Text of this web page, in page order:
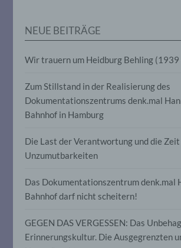
NEUE BEITRÄGE
Wir trauern um Heidburg Behling
Zum Stillstand in der Realisierung des
Dokumentationszentrums denk.mal
Bahnhof in Hamburg
Die Last der Verantwortung und die
Unzumutbarkeiten
Das Dokumentationszentrum denk.mal
Bahnhof darf nicht scheitern!
GEGEN DAS VERGESSEN: Das
Erinnerungskultur. Die Ausgegrenzten
insbesondere, um Aspekte
Arbeitsleistung,
Interessen, Zuverlässigkeit,
natürlichen Person zu
Pseudonymisierung ist die
auf welche die
ohne Hinzuziehung
Informationen nicht mehr einer
zugeordnet werden können,
zusätzlichen Informationen
aufbewahrt werden und